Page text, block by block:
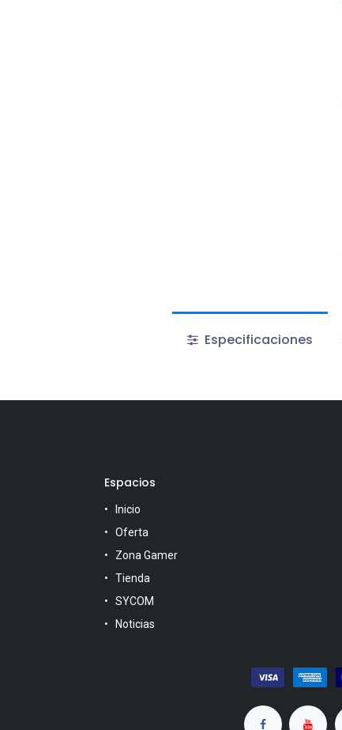
Especificaciones
Espacios
Inicio
Oferta
Zona Gamer
Tienda
SYCOM
Noticias